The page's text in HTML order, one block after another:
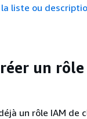
liste ou
un
un rôle IAM de